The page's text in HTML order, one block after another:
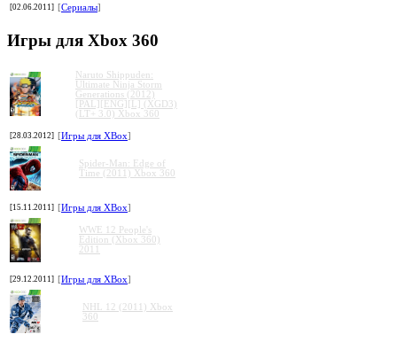
[02.06.2011] [Сериалы]
Игры для Xbox 360
Naruto Shippuden:
Ultimate Ninja Storm
Generations (2012)
[PAL][ENG][L] (XGD3)
(LT+ 3.0) Xbox 360
[28.03.2012] [Игры для XBox]
Spider-Man: Edge of
Time (2011) Xbox 360
[15.11.2011] [Игры для XBox]
WWE 12 People's
Edition (Xbox 360)
2011
[29.12.2011] [Игры для XBox]
NHL 12 (2011) Xbox
360